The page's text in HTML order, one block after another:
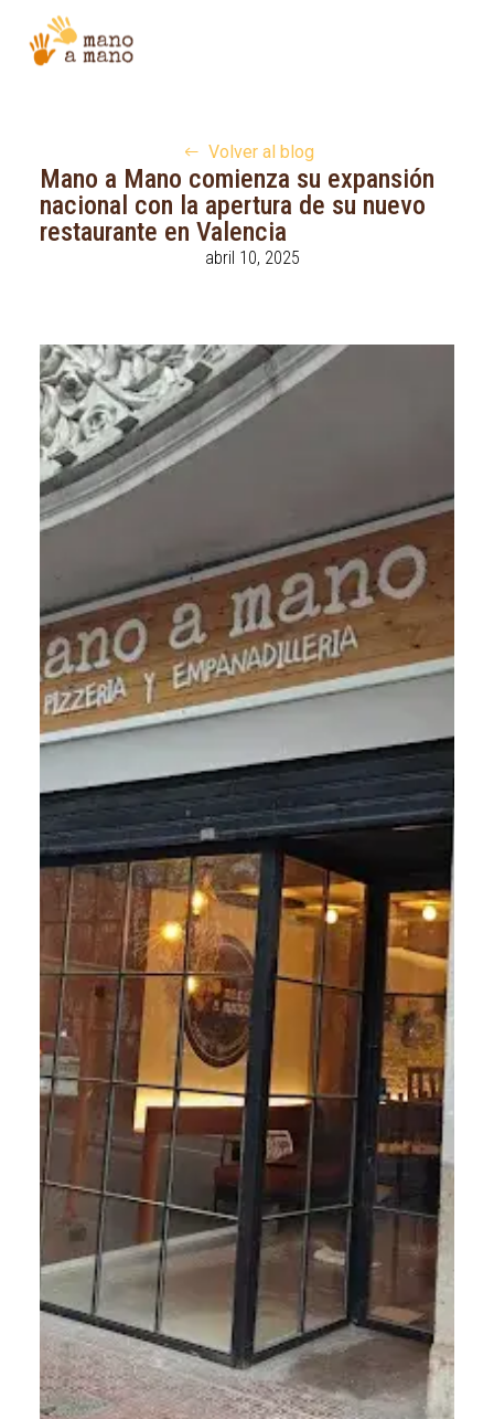
Volver al blog
Mano a Mano comienza su expansión
nacional con la apertura de su nuevo
restaurante en Valencia
abril 10, 2025